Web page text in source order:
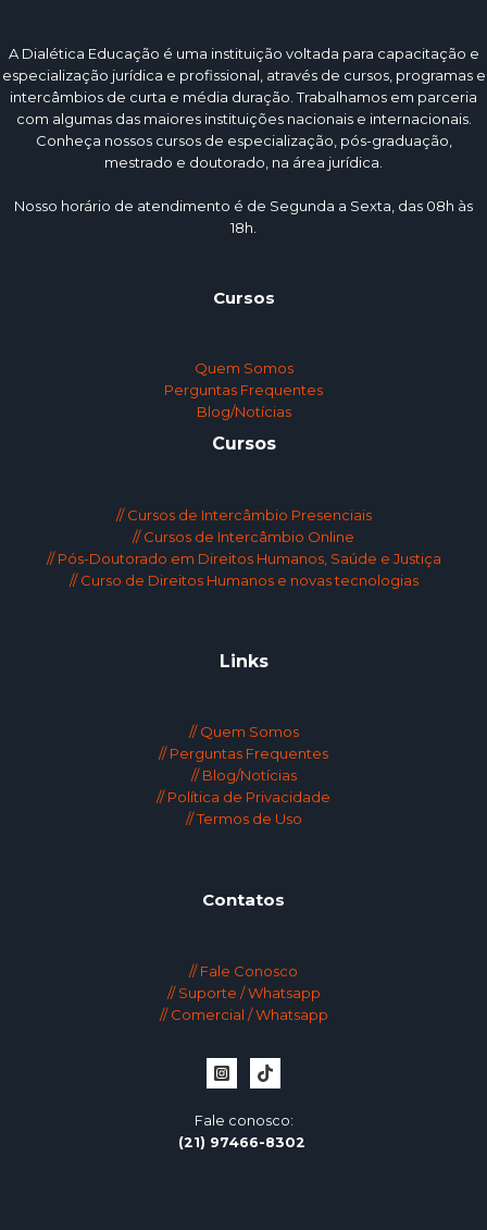
A Dialética Educação é uma instituição voltada para capacitação e
especialização jurídica e profissional, através de cursos, programas e
intercâmbios de curta e média duração. Trabalhamos em parceria
com algumas das maiores instituições nacionais e internacionais.
Conheça nossos cursos de especialização, pós-graduação,
mestrado e doutorado, na área jurídica.
Nosso horário de atendimento é de Segunda a Sexta, das 08h às
18h.
Cursos
Quem Somos
Perguntas Frequentes
Blog/Notícias
Cursos
// Cursos de Intercâmbio Presenciais
// Cursos de Intercâmbio Online
// Pós-Doutorado em Direitos Humanos, Saúde e Justiça
// Curso de Direitos Humanos e novas tecnologias
Links
// Quem Somos
// Perguntas Frequentes
// Blog/Notícias
// Política de Privacidade
// Termos de Uso
Contatos
// Fale Conosco
// Suporte / Whatsapp
// Comercial / Whatsapp
Fale conosco:
(21) 97466-8302